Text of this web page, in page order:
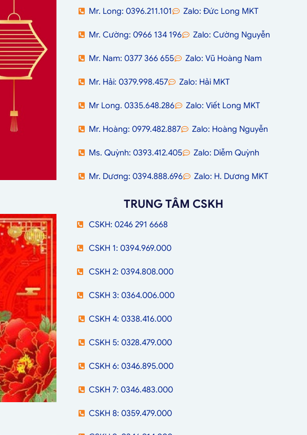
Mr. Long: 0396.211.101 Zalo: Đức Long MKT
Mr. Cường: 0966 134 196 Zalo: Cường Nguyễn
Mr. Nam: 0377 366 655 Zalo: Vũ Hoàng Nam
Mr. Hải: 0379.998.457 Zalo: Hải MKT
Mr Long. 0335.648.286 Zalo: Viết Long MKT
Mr. Hoàng: 0979.482.887 Zalo: Hoàng Nguyễn
Ms. Quỳnh: 0393.412.405 Zalo: Diễm Quỳnh
Mr. Dương: 0394.888.696 Zalo: H. Dương MKT
TRUNG TÂM CSKH
CSKH: 0246 291 6668
CSKH 1: 0394.969.000
CSKH 2: 0394.808.000
CSKH 3: 0364.006.000
CSKH 4: 0338.416.000
CSKH 5: 0328.479.000
CSKH 6: 0346.895.000
CSKH 7: 0346.483.000
CSKH 8: 0359.479.000